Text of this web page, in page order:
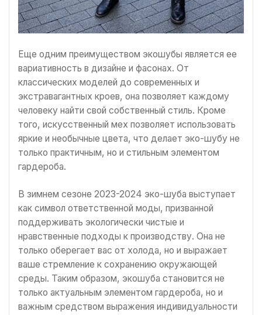
Еще одним преимуществом экошубы является ее
вариативность в дизайне и фасонах. От
классических моделей до современных и
экстравагантных кроев, она позволяет каждому
человеку найти свой собственный стиль. Кроме
того, искусственный мех позволяет использовать
яркие и необычные цвета, что делает эко-шубу не
только практичным, но и стильным элементом
гардероба.
В зимнем сезоне 2023-2024 эко-шуба выступает
как символ ответственной моды, призванной
поддерживать экологически чистые и
нравственные подходы к производству. Она не
только оберегает вас от холода, но и выражает
ваше стремление к сохранению окружающей
среды. Таким образом, экошуба становится не
только актуальным элементом гардероба, но и
важным средством выражения индивидуальности